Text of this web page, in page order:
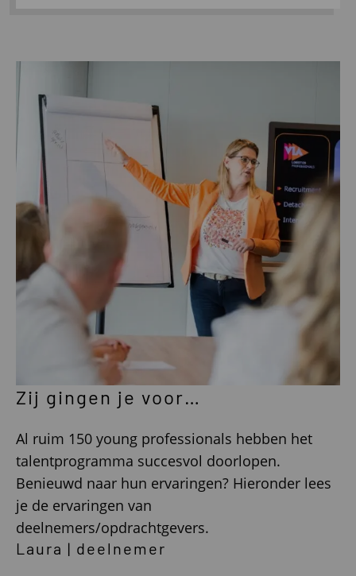
Zij gingen je voor…
Al ruim 150 young professionals hebben het
talentprogramma succesvol doorlopen.
Benieuwd naar hun ervaringen? Hieronder lees
je de ervaringen van
deelnemers/opdrachtgevers.
Laura | deelnemer